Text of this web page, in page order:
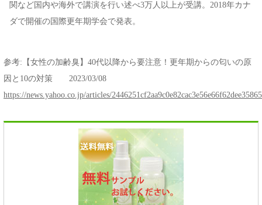
関など国内や海外で講演を行い述べ3万人以上が受講。2018年カナ
ダで開催の国際更年期学会で発表。
参考:【女性の加齢臭】40代以降から要注意！更年期からの匂いの原
因と10の対策 2023/03/08
https://news.yahoo.co.jp/articles/